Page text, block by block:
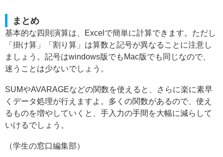
まとめ
基本的な四則演算は、Excelで簡単に計算できます。ただし
「掛け算」「割り算」は算数と記号が異なることに注意し
ましょう。記号はwindows版でもMac版でも同じなので、
迷うことは少ないでしょう。
SUMやAVARAGEなどの関数を使えると、さらに楽に素早
くデータ処理が行えますよ。多くの関数があるので、使え
るものを増やしていくと、手入力の手間を大幅に減らして
いけるでしょう。
（学生の窓口編集部）